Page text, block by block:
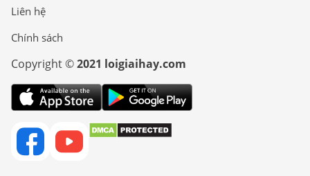
Liên hệ
Chính sách
Copyright ©2021 loigiaihay.com